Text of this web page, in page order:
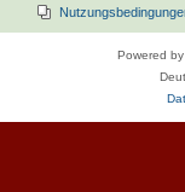
Powered by